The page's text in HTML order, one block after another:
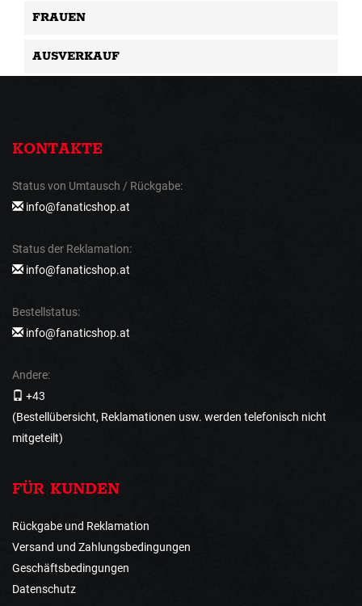
FRAUEN
AUSVERKAUF
KONTAKTE
Status von Umtausch / Rückgabe:
info@fanaticshop.at
Status der Reklamation:
info@fanaticshop.at
Bestellstatus:
info@fanaticshop.at
Andere:
+43
(Bestellübersicht, Reklamationen usw. werden telefonisch nicht
mitgeteilt)
FÜR KUNDEN
Rückgabe und Reklamation
Versand und Zahlungsbedingungen
Geschäftsbedingungen
Datenschutz